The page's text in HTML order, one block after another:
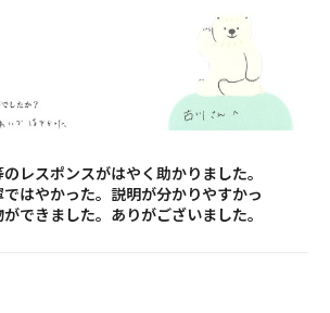
レスポンスがはやく助かりました。
はやかった。説明が分かりやすかっ
できました。ありがございました。